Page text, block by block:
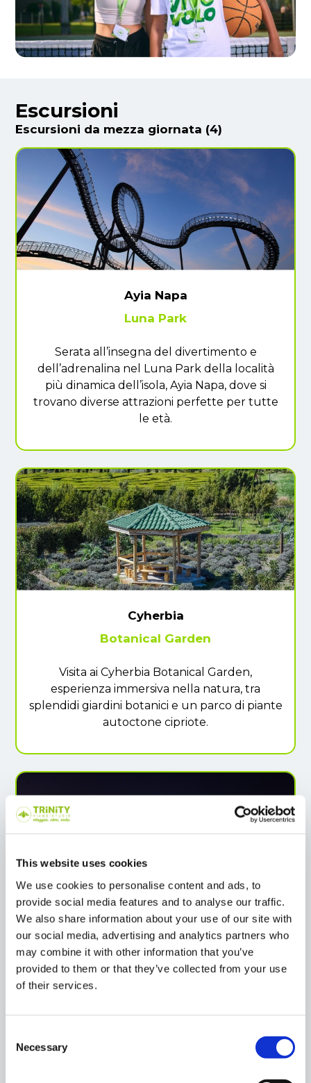
This website uses cookies
We use cookies to personalise content and ads, to
provide social media features and to analyse our traffic.
We also share information about your use of our site with
our social media, advertising and analytics partners who
may combine it with other information that you’ve
provided to them or that they’ve collected from your use
of their services.
Selection
Necessary
Escursioni
Escursioni da mezza giornata (4)
Ayia Napa
Luna Park
Serata all’insegna del divertimento e
dell’adrenalina nel Luna Park della località
più dinamica dell’isola, Ayia Napa, dove si
trovano diverse attrazioni perfette per tutte
le età.
Cyherbia
Botanical Garden
Visita ai Cyherbia Botanical Garden,
esperienza immersiva nella natura, tra
splendidi giardini botanici e un parco di piante
autoctone cipriote.
Larnaca by Night
Walking tour
Passeggiata serale a Larnaka, alla scoperte del
fascino storico e della vivace vita notturna